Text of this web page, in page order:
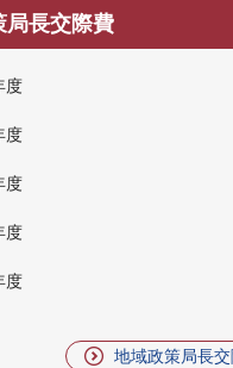
局長交際費
度
度
度
度
度
地域政策局長